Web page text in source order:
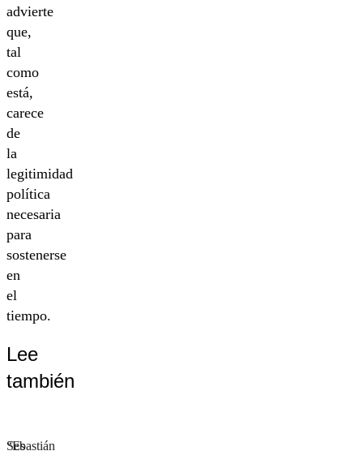
advierte
que,
tal
como
está,
carece
de
la
legitimidad
política
necesaria
para
sostenerse
en
el
tiempo.
Lee
también
Sebastián
“Es